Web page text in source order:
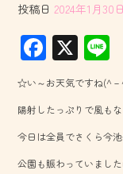
投稿日 2024年1月30日
F
ac
e
b
o
X
☆い～お天気ですね(^
陽射したっぷりで風も
今日は全員でさくら今
公園も賑わっていまし